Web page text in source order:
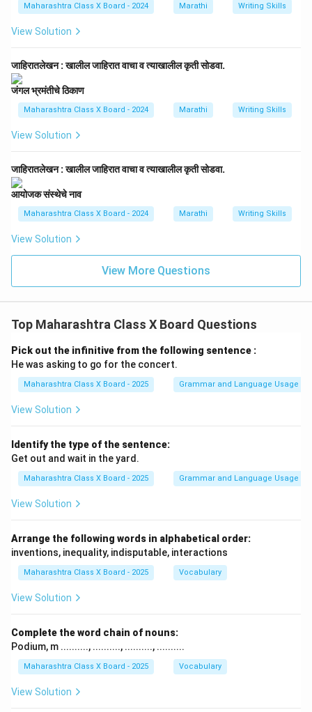
Maharashtra Class X Board - 2024 Marathi Writing Skills
View Solution
जाहिरातलेखन : खालील जाहिरात वाचा व त्याखालील कृती सोडवा.
जंगल भ्रमंतीचे ठिकाण
Maharashtra Class X Board - 2024 Marathi Writing Skills
View Solution
जाहिरातलेखन : खालील जाहिरात वाचा व त्याखालील कृती सोडवा.
आयोजक संस्थेचे नाव
Maharashtra Class X Board - 2024 Marathi Writing Skills
View Solution
View More Questions
Top Maharashtra Class X Board Questions
Pick out the infinitive from the following sentence :
He was asking to go for the concert.
Maharashtra Class X Board - 2025 Grammar and Language Usage
View Solution
Identify the type of the sentence:
Get out and wait in the yard.
Maharashtra Class X Board - 2025 Grammar and Language Usage
View Solution
Arrange the following words in alphabetical order:
inventions, inequality, indisputable, interactions
Maharashtra Class X Board - 2025 Vocabulary
View Solution
Complete the word chain of nouns:
Podium, m .........., .........., .........., ..........
Maharashtra Class X Board - 2025 Vocabulary
View Solution